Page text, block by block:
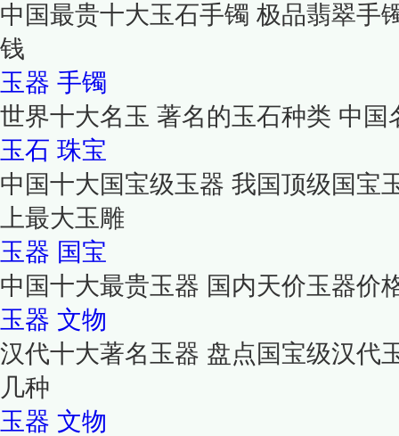
中国最贵十大玉石手镯 极品翡翠手
钱
玉器 手镯
世界十大名玉 著名的玉石种类 中国
玉石 珠宝
中国十大国宝级玉器 我国顶级国宝
上最大玉雕
玉器 国宝
中国十大最贵玉器 国内天价玉器价
玉器 文物
汉代十大著名玉器 盘点国宝级汉代
几种
玉器 文物